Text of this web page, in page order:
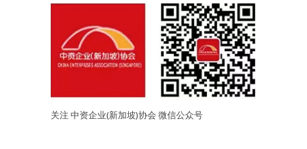
关注 中资企业(新加坡)协会 微信公众号